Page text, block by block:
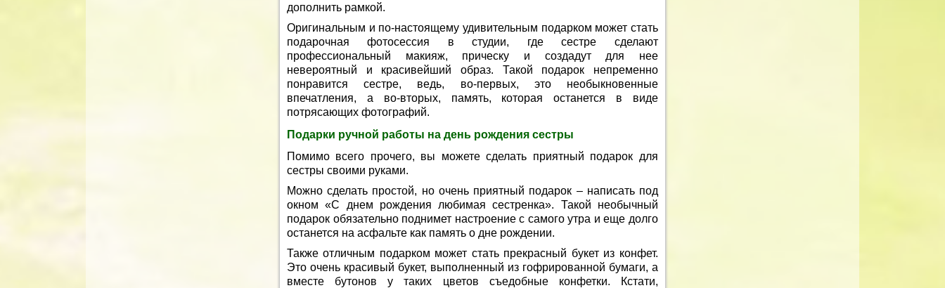
дополнить рамкой.
Оригинальным и по-настоящему удивительным подарком может стать
подарочная фотосессия в студии, где сестре сделают
профессиональный макияж, прическу и создадут для нее
невероятный и красивейший образ. Такой подарок непременно
понравится сестре, ведь, во-первых, это необыкновенные
впечатления, а во-вторых, память, которая останется в виде
потрясающих фотографий.
Подарки ручной работы на день рождения сестры
Помимо всего прочего, вы можете сделать приятный подарок для
сестры своими руками.
Можно сделать простой, но очень приятный подарок – написать под
окном «С днем рождения любимая сестренка». Такой необычный
подарок обязательно поднимет настроение с самого утра и еще долго
останется на асфальте как память о дне рождении.
Также отличным подарком может стать прекрасный букет из конфет.
Это очень красивый букет, выполненный из гофрированной бумаги, а
вместе бутонов у таких цветов съедобные конфетки. Кстати,